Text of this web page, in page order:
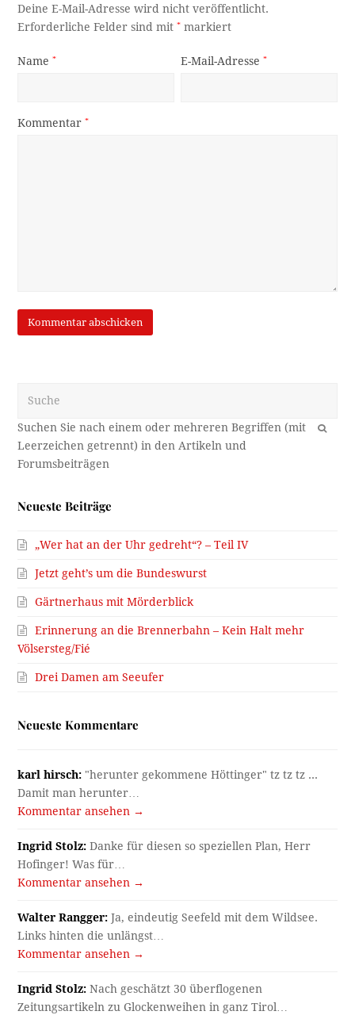
Deine E-Mail-Adresse wird nicht veröffentlicht.
Erforderliche Felder sind mit* markiert
Name* E-Mail-Adresse*
Kommentar*
OK
Neueste Beiträge
„Wer hat an der Uhr gedreht“? – Teil IV
Jetzt geht’s um die Bundeswurst
Gärtnerhaus mit Mörderblick
Erinnerung an die Brennerbahn – Kein Halt mehr
Völsersteg/Fié
Drei Damen am Seeufer
Neueste Kommentare
karl hirsch: "herunter gekommene Höttinger" tz tz tz ...
Damit man herunter…
Kommentar ansehen →
Ingrid Stolz: Danke für diesen so speziellen Plan, Herr
Hofinger! Was für…
Kommentar ansehen →
Walter Rangger: Ja, eindeutig Seefeld mit dem Wildsee.
Links hinten die unlängst…
Kommentar ansehen →
Ingrid Stolz: Nach geschätzt 30 überflogenen
Zeitungsartikeln zu Glockenweihen in ganz Tirol…